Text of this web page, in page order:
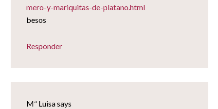
mero-y-mariquitas-de-platano.html
besos
Responder
Mª Luisasays